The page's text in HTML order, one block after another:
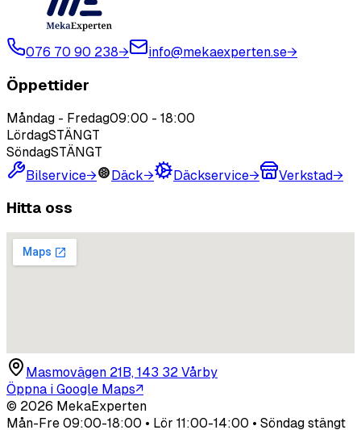
076 70 90 238→ info@mekaexperten.se→
Öppettider
Måndag - Fredag09:00 - 18:00
LördagSTÄNGT
SöndagSTÄNGT
Bilservice→ Däck→ Däckservice→ Verkstad→
Hitta oss
Masmovägen 21B, 143 32 Vårby
Öppna i Google Maps↗
© 2026 MekaExperten
Mån-Fre 09:00-18:00 • Lör 11:00-14:00 • Söndag stängt